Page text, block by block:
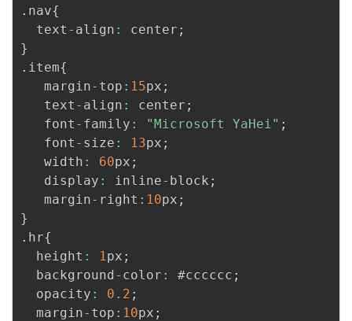
. nav{
  text
- align : center ;
}
. item{
   margin
- top : 15px ;
   text
- align : center ;
   font
- family : "Microsoft YaHei" ;
   font
- size : 13px ;
   width
: 60px ;
   display
: inline- block ;
   margin
- right : 10px ;
}
. hr{
  height
: 1 px ;
  background
- color : #cccccc ;
  opacity
: 0.2 ;
  margin
- top : 10px ;